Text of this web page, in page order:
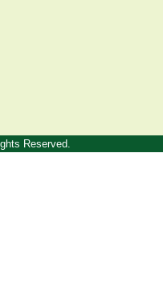
Reserved.